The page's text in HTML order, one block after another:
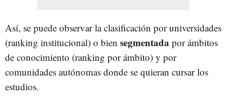
Así, se puede observar la clasificación por universidades
(ranking institucional) o bien segmentada por ámbitos
de conocimiento (ranking por ámbito) y por
comunidades autónomas donde se quieran cursar los
estudios.